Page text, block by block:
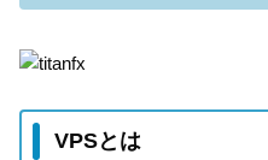
VPSとは